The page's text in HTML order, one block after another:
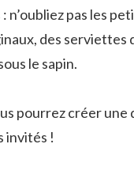
n’oubliez pas les
des serviettes
le sapin.
pourrez créer
invités !